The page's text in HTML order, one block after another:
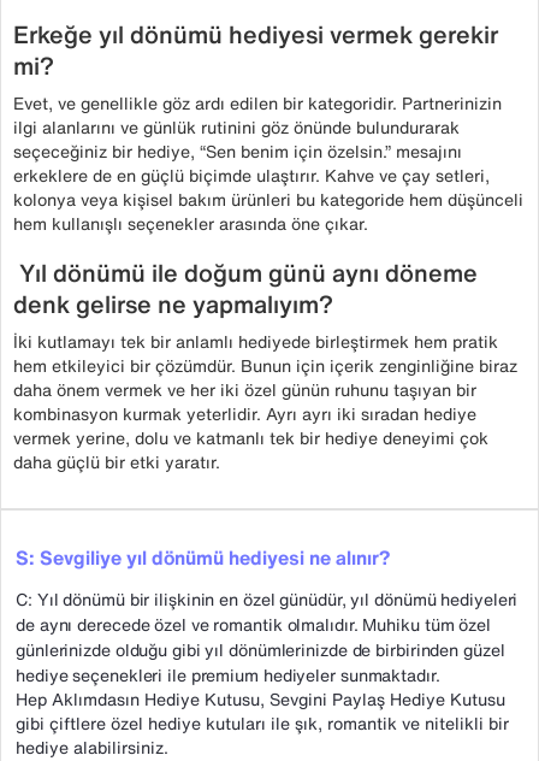
Erkeğe yıl dönümü hediyesi vermek gerekir
mi?
Evet, ve genellikle göz ardı edilen bir kategoridir. Partnerinizin
ilgi alanlarını ve günlük rutinini göz önünde bulundurarak
seçeceğiniz bir hediye, “Sen benim için özelsin.” mesajını
erkeklere de en güçlü biçimde ulaştırır. Kahve ve çay setleri,
kolonya veya kişisel bakım ürünleri bu kategoride hem düşünceli
hem kullanışlı seçenekler arasında öne çıkar.
Yıl dönümü ile doğum günü aynı döneme
denk gelirse ne yapmalıyım?
İki kutlamayı tek bir anlamlı hediyede birleştirmek hem pratik
hem etkileyici bir çözümdür. Bunun için içerik zenginliğine biraz
daha önem vermek ve her iki özel günün ruhunu taşıyan bir
kombinasyon kurmak yeterlidir. Ayrı ayrı iki sıradan hediye
vermek yerine, dolu ve katmanlı tek bir hediye deneyimi çok
daha güçlü bir etki yaratır.
S: Sevgiliye yıl dönümü hediyesi ne alınır?
C: Yıl dönümü bir ilişkinin en özel günüdür, yıl dönümü hediyeleri
de aynı derecede özel ve romantik olmalıdır. Muhiku tüm özel
günlerinizde olduğu gibi yıl dönümlerinizde de birbirinden güzel
hediye seçenekleri ile premium hediyeler sunmaktadır.
Hep Aklımdasın Hediye Kutusu, Sevgini Paylaş Hediye Kutusu
gibi çiftlere özel hediye kutuları ile şık, romantik ve nitelikli bir
hediye alabilirsiniz.